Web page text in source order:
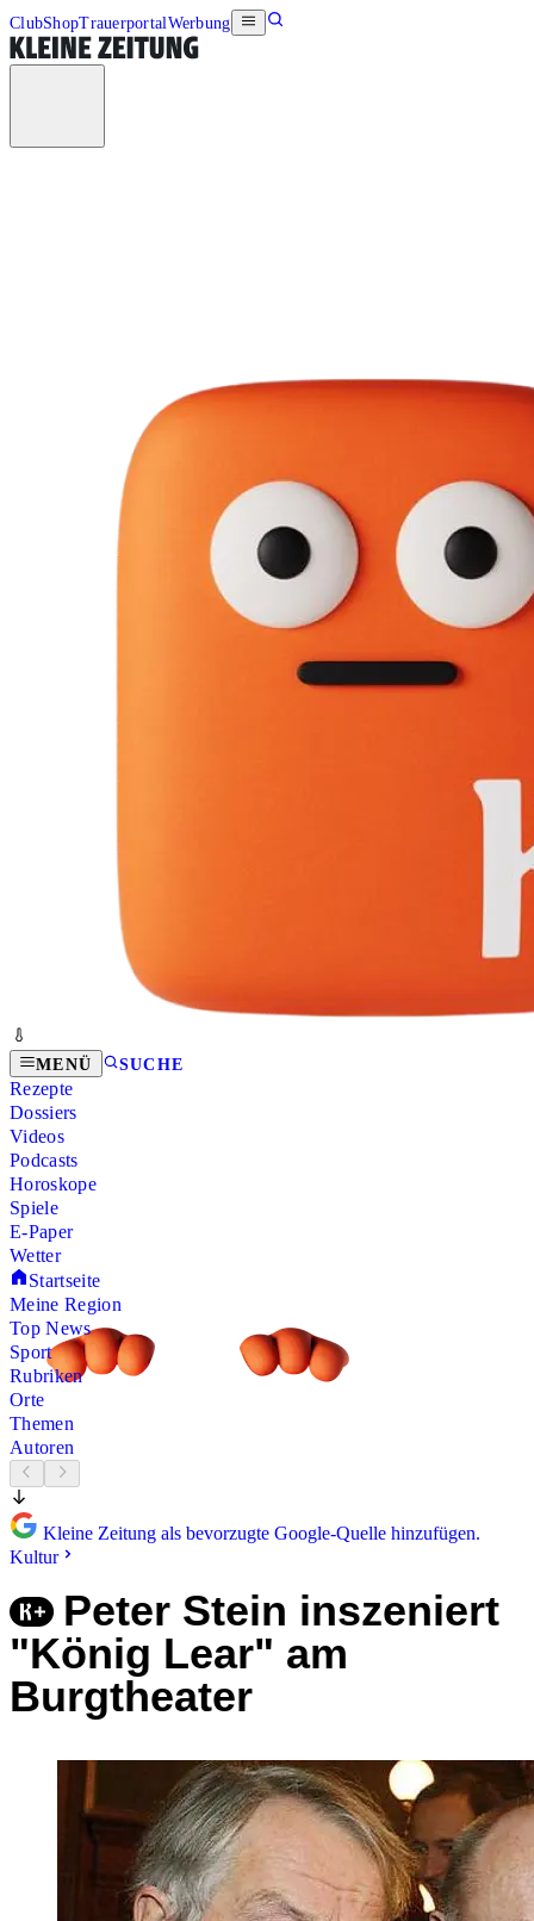
ClubShopTrauerportalWerbung
MENÜ SUCHE
Rezepte
Dossiers
Videos
Podcasts
Horoskope
Spiele
E-Paper
Wetter
Startseite
Meine Region
Top News
Sport
Rubriken
Orte
Themen
Autoren
Kleine Zeitung als bevorzugte Google-Quelle hinzufügen.
Kultur
Peter Stein inszeniert
"König Lear" am
Burgtheater